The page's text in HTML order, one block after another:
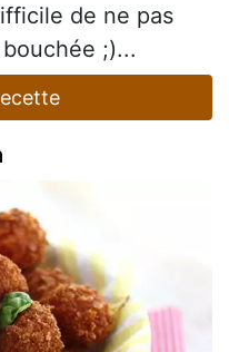
de ne pas
;)...